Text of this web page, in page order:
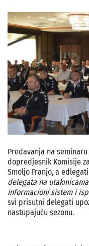
Predavanja na
dopredjesnik Komisije
Smoljo Franjo, a
delegata na
informacioni sistem i
svi prisutni delegati
nastupajuću sezonu.